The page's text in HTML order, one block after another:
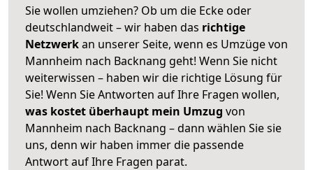
Sie wollen umziehen? Ob um die Ecke oder
deutschlandweit – wir haben das richtige
Netzwerkan unserer Seite, wenn es Umzüge von
Mannheim nach Backnang geht! Wenn Sie nicht
weiterwissen – haben wir die richtige Lösung für
Sie! Wenn Sie Antworten auf Ihre Fragen wollen,
was kostet überhaupt mein Umzug von
Mannheim nach Backnang – dann wählen Sie sie
uns, denn wir haben immer die passende
Antwort auf Ihre Fragen parat.